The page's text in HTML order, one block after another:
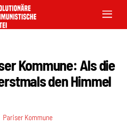
Kommune: Als die
den Himmel
Pariser Kommune